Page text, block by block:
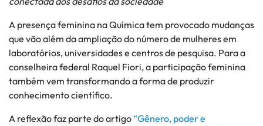
A presença feminina na Química tem provocado mudanças
que vão além da ampliação do número de mulheres em
laboratórios, universidades e centros de pesquisa. Para a
conselheira federal Raquel Fiori, a participação feminina
também vem transformando a forma de produzir
conhecimento científico.
A reflexão faz parte do artigo“Gênero, poder e